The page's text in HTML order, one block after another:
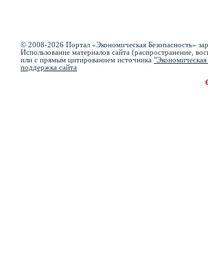
© 2008-2026 Портал «Экономическая Безопасность»
Использование материалов сайта (распространение,
или с прямым цитированием источника "Экономическая
поддержка сайта